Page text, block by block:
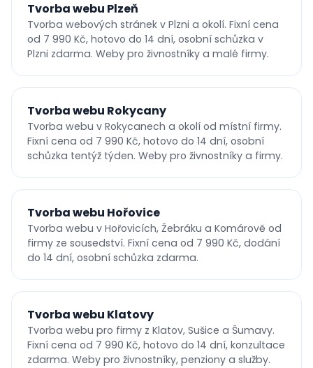
Tvorba webu Plzeň
Tvorba webových stránek v Plzni a okolí. Fixní cena
od 7 990 Kč, hotovo do 14 dní, osobní schůzka v
Plzni zdarma. Weby pro živnostníky a malé firmy.
Tvorba webu Rokycany
Tvorba webu v Rokycanech a okolí od místní firmy.
Fixní cena od 7 990 Kč, hotovo do 14 dní, osobní
schůzka tentýž týden. Weby pro živnostníky a firmy.
Tvorba webu Hořovice
Tvorba webu v Hořovicích, Žebráku a Komárově od
firmy ze sousedství. Fixní cena od 7 990 Kč, dodání
do 14 dní, osobní schůzka zdarma.
Tvorba webu Klatovy
Tvorba webu pro firmy z Klatov, Sušice a Šumavy.
Fixní cena od 7 990 Kč, hotovo do 14 dní, konzultace
zdarma. Weby pro živnostníky, penziony a služby.